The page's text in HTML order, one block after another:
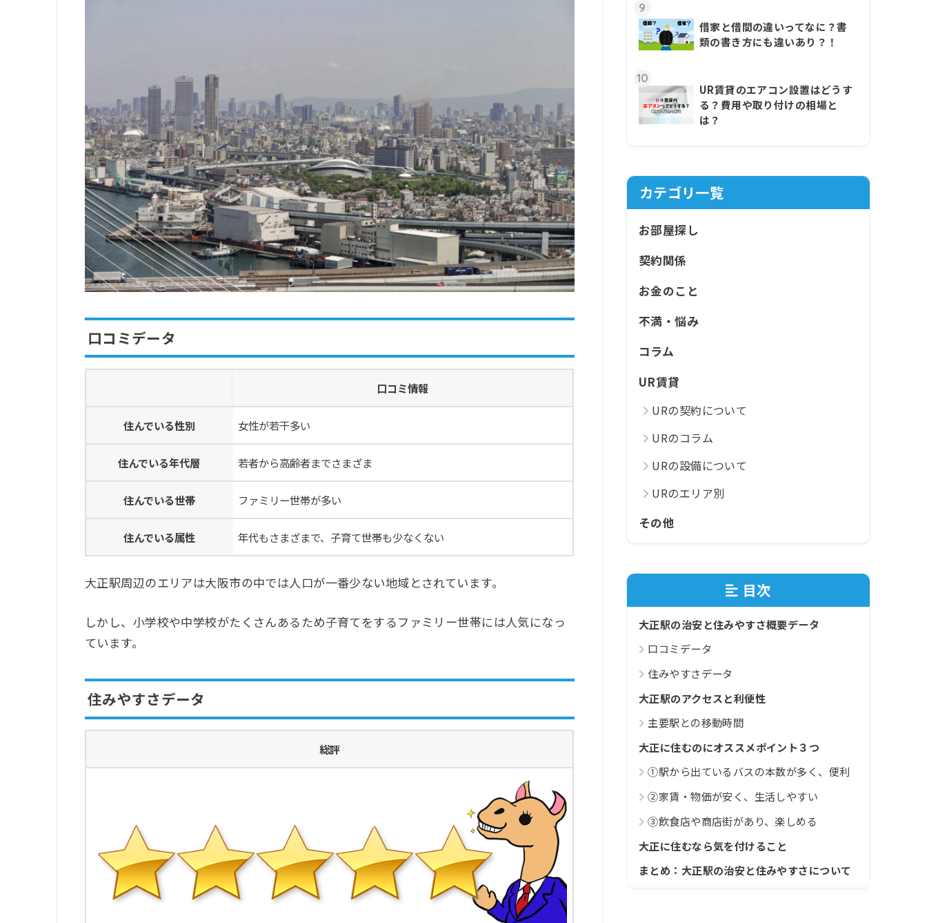
口コミデータ
口コミ情報
住んでいる性別 女性が若干多い
住んでいる年代層 若者から高齢者までさまざま
住んでいる世帯 ファミリー世帯が多い
住んでいる属性 年代もさまざまで、子育て世帯も少なくない
大正駅周辺のエリアは大阪市の中では人口が一番少ない地域とされています。
しかし、小学校や中学校がたくさんあるため子育てをするファミリー世帯には人気になっ
ています。
住みやすさデータ
総評
9
借家と借間の違いってなに？書
類の書き方にも違いあり？！
10
UR賃貸のエアコン設置はどうす
る？費用や取り付けの相場と
は？
カテゴリ一覧
お部屋探し
契約関係
お金のこと
不満・悩み
コラム
UR賃貸
URの契約について
URのコラム
URの設備について
URのエリア別
その他
目次
大正駅の治安と住みやすさ概要データ
口コミデータ
住みやすさデータ
大正駅のアクセスと利便性
主要駅との移動時間
大正に住むのにオススメポイント３つ
①駅から出ているバスの本数が多く、便利
②家賃・物価が安く、生活しやすい
③飲食店や商店街があり、楽しめる
大正に住むなら気を付けること
まとめ：大正駅の治安と住みやすさについて